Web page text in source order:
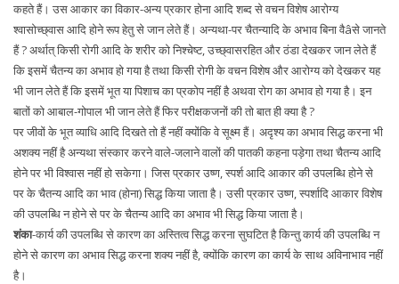
कहते हैं। उस आकार का विकार-अन्य प्रकार होना आदि शब्द से वचन विशेष आरोग्य
श्वासोच्छ्वास आदि होने रूप हेतु से जान लेते हैं। अन्यथा-पर चैतन्यादि के अभाव बिना वैâसे जानते
हैं ? अर्थात् किसी रोगी आदि के शरीर को निश्चेष्ट, उच्छ्वासरहित और ठंडा देखकर जान लेते हैं
कि इसमें चैतन्य का अभाव हो गया है तथा किसी रोगी के वचन विशेष और आरोग्य को देखकर यह
भी जान लेते हैं कि इसमें भूत या पिशाच का प्रकोप नहीं है अथवा रोग का अभाव हो गया है। इन
बातों को आबाल-गोपाल भी जान लेते हैं फिर परीक्षकजनों की तो बात ही क्या है ?
पर जीवों के भूत व्याधि आदि दिखते तो हैं नहीं क्योंकि वे सूक्ष्म हैं। अदृश्य का अभाव सिद्ध करना भी
अशक्य नहीं है अन्यथा संस्कार करने वाले-जलाने वालों की पातकी कहना पड़ेगा तथा चैतन्य आदि
होने पर भी विश्वास नहीं हो सकेगा। जिस प्रकार उष्ण, स्पर्श आदि आकार की उपलब्धि होने से
पर के चैतन्य आदि का भाव (होना) सिद्ध किया जाता है। उसी प्रकार उष्ण, स्पर्शादि आकार विशेष
की उपलब्धि न होने से पर के चैतन्य आदि का अभाव भी सिद्ध किया जाता है।
शंका-कार्य की उपलब्धि से कारण का अस्तित्व सिद्ध करना सुघटित है किन्तु कार्य की उपलब्धि न
होने से कारण का अभाव सिद्ध करना शक्य नहीं है, क्योंकि कारण का कार्य के साथ अविनाभाव नहीं
है।